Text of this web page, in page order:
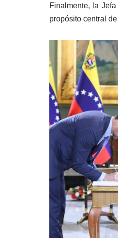
Finalmente, la
propósito central